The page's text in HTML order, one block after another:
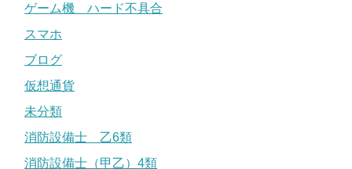
ゲーム機 ハード不具合
スマホ
ブログ
仮想通貨
未分類
消防設備士 乙6類
消防設備士（甲乙）4類